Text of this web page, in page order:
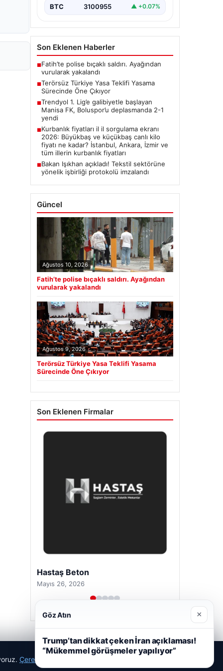
BTC 3100955 ▲ +0.07%
Son Eklenen Haberler
■Fatih’te polise bıçaklı saldırı. Ayağından
vurularak yakalandı
■Terörsüz Türkiye Yasa Teklifi Yasama
Sürecinde Öne Çıkıyor
■Trendyol 1. Lig’e galibiyetle başlayan
Manisa FK, Boluspor’u deplasmanda 2-1
yendi
■Kurbanlık fiyatları il il sorgulama ekranı
2026: Büyükbaş ve küçükbaş canlı kilo
fiyatı ne kadar? İstanbul, Ankara, İzmir ve
tüm illerin kurbanlık fiyatları
■Bakan Işıkhan açıkladı! Tekstil sektörüne
yönelik işbirliği protokolü imzalandı
Güncel
Ağustos 10, 2026
Fatih’te polise bıçaklı saldırı. Ayağından
vurularak yakalandı
Ağustos 9, 2026
Terörsüz Türkiye Yasa Teklifi Yasama
Sürecinde Öne Çıkıyor
Son Eklenen Firmalar
Hastaş Beton
Mayıs 26, 2026
Çerez Politikamız
Göz Atın ×
Trump’tan dikkat çeken İran açıklaması!
“Mükemmel görüşmeler yapılıyor”